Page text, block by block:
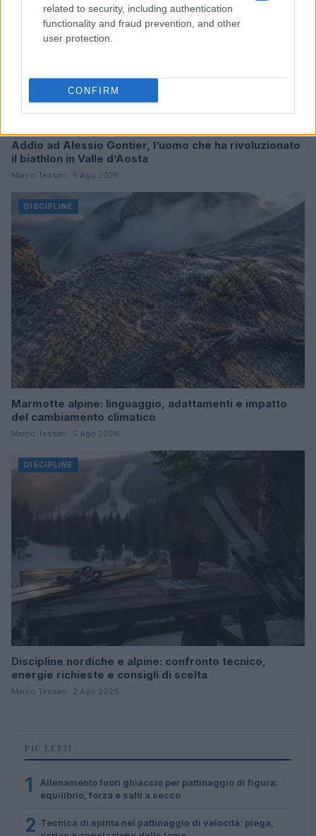
related to security, including authentication
functionality and fraud prevention, and other
user protection.
CONFIRM
Addio ad Alessio Gontier, l’uomo che ha rivoluzionato
il biathlon in Valle d’Aosta
Marco Tessari · 5 Ago 2026
DISCIPLINE
Marmotte alpine: linguaggio, adattamenti e impatto
del cambiamento climatico
Marco Tessari · 5 Ago 2026
DISCIPLINE
Discipline nordiche e alpine: confronto tecnico,
energie richieste e consigli di scelta
Marco Tessari · 2 Ago 2026
PIÙ LETTI
1
Allenamento fuori ghiaccio per pattinaggio di figura:
equilibrio, forza e salti a secco
2 Tecnica di spinta nel pattinaggio di velocità: piega,